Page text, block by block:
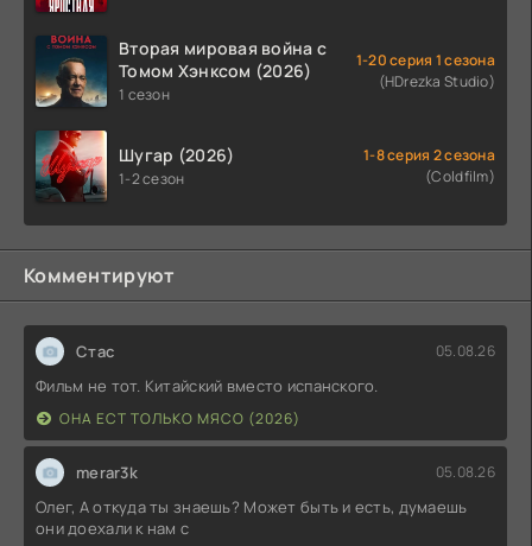
Вторая мировая война с
Томом Хэнксом (2026)
1 сезон
1-20 серия 1 сезона
(HDrezka Studio)
Шугар (2026)
1-2 сезон
1-8 серия 2 сезона
(Coldfilm)
Комментируют
Стас 05.08.26
Фильм не тот. Китайский вместо испанского.
ОНА ЕСТ ТОЛЬКО МЯСО (2026)
merar3k 05.08.26
Олег, А откуда ты знаешь? Может быть и есть, думаешь
они доехали к нам с